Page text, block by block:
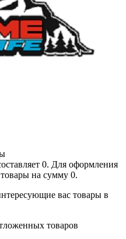
0. Для оформления
на сумму 0.
вас товары в
товаров